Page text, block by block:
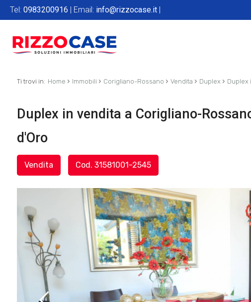
Tel: 0983200916 | Email: info@rizzocase.it |
Ti trovi in: Home › Immobili › Corigliano-Rossano › Vendita › Duplex › Duplex
Duplex in vendita a Corigliano-
d'Oro
Vendita Cod. 31581001-2545